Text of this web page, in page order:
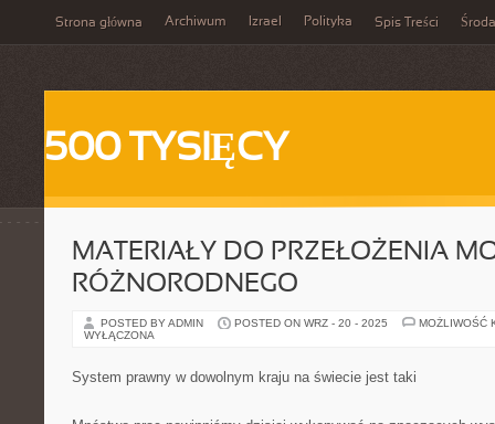
Strona główna Archiwum Izrael Polityka Spis Treści Środa
500 TYSIĘCY
MATERIAŁY DO PRZEŁOŻENIA
RÓŻNORODNEGO
POSTED BY ADMIN POSTED ON WRZ - 20 - 2025
MOŻLIWOŚĆ
WYŁĄCZONA
System prawny w dowolnym kraju na świecie jest taki